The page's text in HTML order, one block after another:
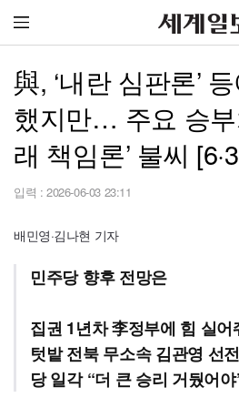
與, ‘내란 심판론’
했지만… 주요 승부
래 책임론’ 불씨
입력 : 2026-06-03 23:11
배민영·김나현 기자
민주당 향후 전망은
집권 1년차 李정부에 힘 실어
텃밭 전북 무소속 김관영 선전
당 일각 “더 큰 승리 거뒀어야